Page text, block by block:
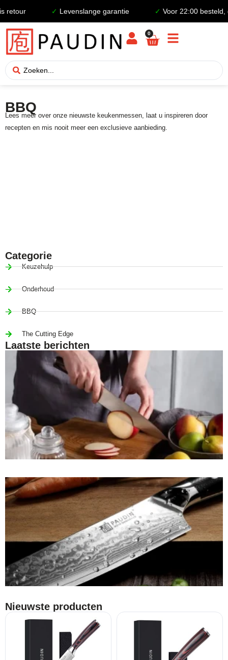
Levenslange garantie Voor 22:00 besteld,
0
BBQ
Lees meer over onze nieuwste keukenmessen, laat u inspireren door
recepten en mis nooit meer een exclusieve aanbieding.
Categorie
Keuzehulp
Onderhoud
BBQ
The Cutting Edge
Laatste berichten
Nieuwste producten